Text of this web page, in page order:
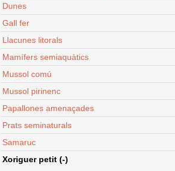
Dunes
Gall fer
Llacunes litorals
Mamífers semiaquàtics
Mussol comú
Mussol pirinenc
Papallones amenaçades
Prats seminaturals
Samaruc
Xoriguer petit (-)